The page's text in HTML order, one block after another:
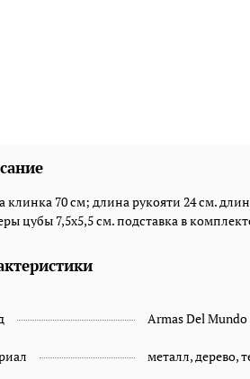
клинка 70 см; длина рукояти 24 см.
цубы 7,5х5,5 см. подставка в
Armas Del Mundo
металл, дерево,